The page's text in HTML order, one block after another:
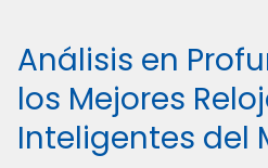
Análisis en
los Mejores
Inteligentes del